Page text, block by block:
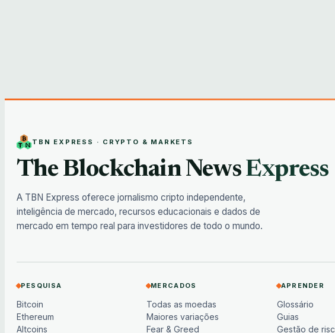
TBN EXPRESS · CRYPTO & MARKETS
The Blockchain News Express
A TBN Express oferece jornalismo cripto independente,
inteligência de mercado, recursos educacionais e dados de
mercado em tempo real para investidores de todo o mundo.
PESQUISA
Bitcoin
Ethereum
Altcoins
MERCADOS
Todas as moedas
Maiores variações
Fear & Greed
APRENDER
Glossário
Guias
Gestão de